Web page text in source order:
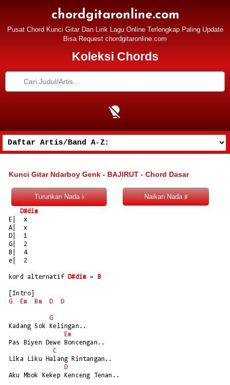
chordgitaronline.com
Pusat Chord Kunci Gitar Dan Lirik Lagu Online Terlengkap Paling Update
Bisa Request chordgitaronline.com
Koleksi Chords
Kunci Gitar Ndarboy Genk - BAJIRUT - Chord Dasar
D#dim
E|  x
A|  x
D|  1
G|  2
B|  4
e|  2
kord alternatif D#dim = B
G
Em Bm D D
G
Kadang Sok Kelingan..
Em
Pas Biyen Dewe Boncengan..
C
Lika Liku Halang Rintangan..
D
Aku Mbok Kekep Kenceng Tenan..